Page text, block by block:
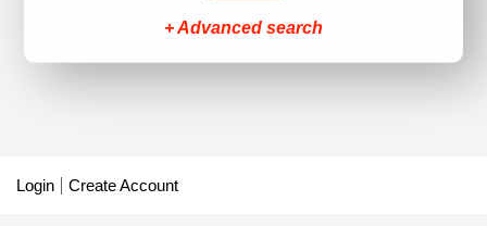
+ Advanced search
Login Create Account